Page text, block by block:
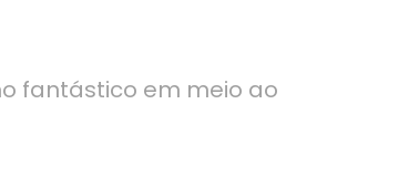
fantástico em meio ao